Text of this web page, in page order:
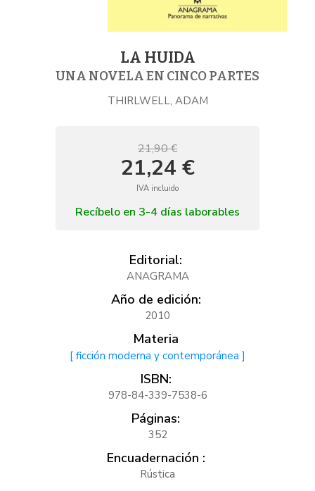
LA HUIDA
UNA NOVELA EN CINCO PARTES
THIRLWELL, ADAM
21,90 €
21,24 €
IVA incluido
Recíbelo en 3-4 días laborables
Editorial:
ANAGRAMA
Año de edición:
2010
Materia
[ ficción moderna y contemporánea ]
ISBN:
978-84-339-7538-6
Páginas:
352
Encuadernación :
Rústica